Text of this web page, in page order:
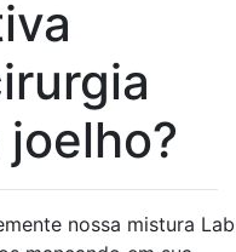
nossa mistura Lab